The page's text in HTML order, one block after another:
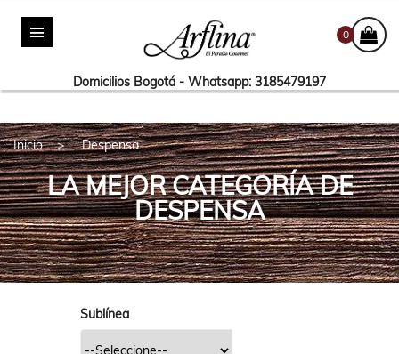
0
Domicilios Bogotá - Whatsapp: 3185479197
Inicio Despensa
LA MEJOR CATEGORÍA DE
DESPENSA
Sublínea